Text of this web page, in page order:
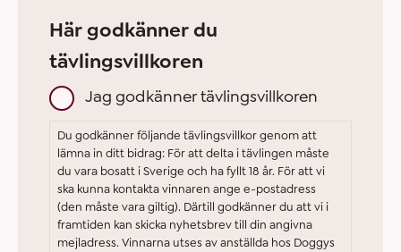
Här godkänner du
tävlingsvillkoren
Jag godkänner tävlingsvillkoren
Du godkänner följande tävlingsvillkor genom att
lämna in ditt bidrag: För att delta i tävlingen måste
du vara bosatt i Sverige och ha fyllt 18 år. För att vi
ska kunna kontakta vinnaren ange e-postadress
(den måste vara giltig). Därtill godkänner du att vi i
framtiden kan skicka nyhetsbrev till din angivna
mejladress. Vinnarna utses av anställda hos Doggys